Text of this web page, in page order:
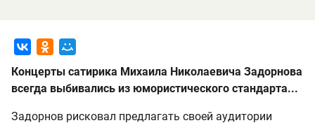
Концерты сатирика Михаила Николаевича Задорнова
всегда выбивались из юмористического стандарта...
Задорнов рисковал предлагать своей аудитории